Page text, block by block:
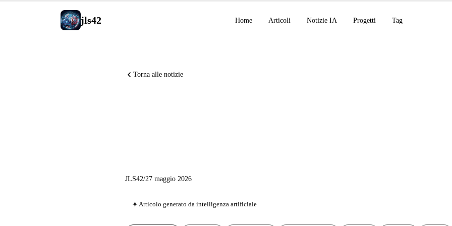
jls42 Home Articoli Notizie IA Progetti Tag
Torna alle notizie
JLS42/27 maggio 2026
Articolo generato da intelligenza artificiale